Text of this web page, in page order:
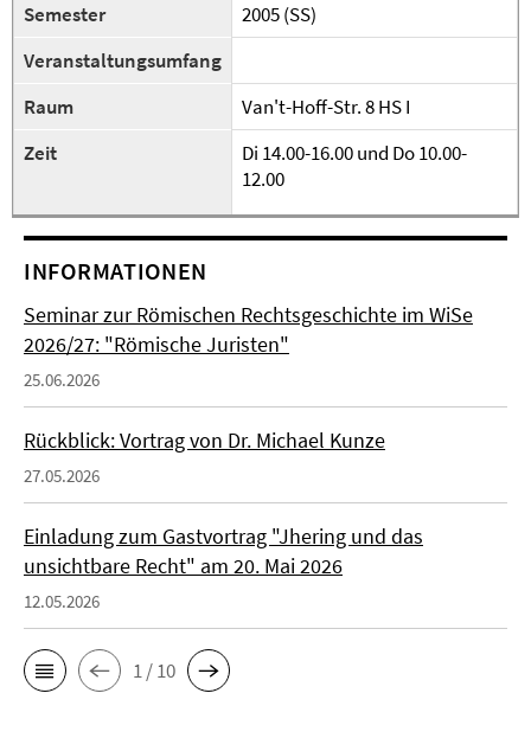
Semester
2005 (SS)
Veranstaltungsumfang
Raum
Van't-Hoff-Str. 8 HS I
Zeit
Di 14.00-16.00 und Do 10.00-
12.00
INFORMATIONEN
Seminar zur Römischen Rechtsgeschichte im WiSe
2026/27: "Römische Juristen"
25.06.2026
Rückblick: Vortrag von Dr. Michael Kunze
27.05.2026
Einladung zum Gastvortrag "Jhering und das
unsichtbare Recht" am 20. Mai 2026
12.05.2026
1 / 10